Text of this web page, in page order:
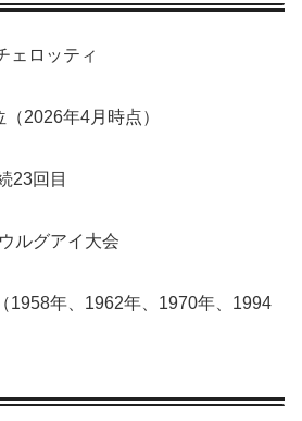
ェロッティ
（2026年4月時点）
23回目
ルグアイ大会
1958年、1962年、1970年、1994